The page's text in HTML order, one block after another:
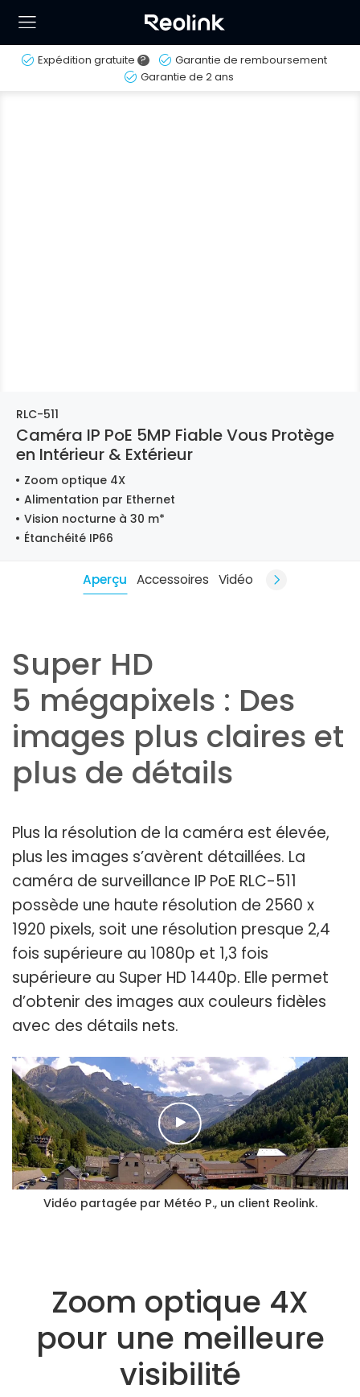
Expédition gratuite ?
Garantie de remboursement
Garantie de 2 ans
RLC-511
Caméra IP PoE 5MP Fiable Vous Protège
en Intérieur & Extérieur
Zoom optique 4X
Alimentation par Ethernet
Vision nocturne à 30 m*
Étanchéité IP66
Aperçu Accessoires Vidéo
Super HD
5 mégapixels : Des
images plus claires et
plus de détails
Plus la résolution de la caméra est élevée,
plus les images s’avèrent détaillées. La
caméra de surveillance IP PoE RLC-511
possède une haute résolution de 2560 x
1920 pixels, soit une résolution presque 2,4
fois supérieure au 1080p et 1,3 fois
supérieure au Super HD 1440p. Elle permet
d’obtenir des images aux couleurs fidèles
avec des détails nets.
Vidéo partagée par Météo P., un client Reolink.
Zoom optique 4X
pour une meilleure
visibilité